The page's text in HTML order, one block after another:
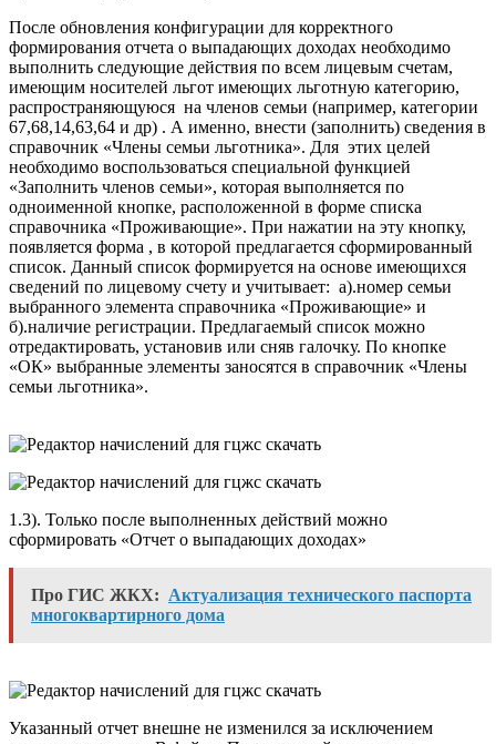
После обновления конфигурации для корректного
формирования отчета о выпадающих доходах необходимо
выполнить следующие действия по всем лицевым счетам,
имеющим носителей льгот имеющих льготную категорию,
распространяющуюся на членов семьи (например, категории
67,68,14,63,64 и др) . А именно, внести (заполнить) сведения в
справочник «Члены семьи льготника». Для этих целей
необходимо воспользоваться специальной функцией
«Заполнить членов семьи», которая выполняется по
одноименной кнопке, расположенной в форме списка
справочника «Проживающие». При нажатии на эту кнопку,
появляется форма , в которой предлагается сформированный
список. Данный список формируется на основе имеющихся
сведений по лицевому счету и учитывает: а).номер семьи
выбранного элемента справочника «Проживающие» и
б).наличие регистрации. Предлагаемый список можно
отредактировать, установив или сняв галочку. По кнопке
«ОК» выбранные элементы заносятся в справочник «Члены
семьи льготника».
1.3). Только после выполненных действий можно
сформировать «Отчет о выпадающих доходах»
Про ГИС ЖКХ: Актуализация технического паспорта
многоквартирного дома
Указанный отчет внешне не изменился за исключением